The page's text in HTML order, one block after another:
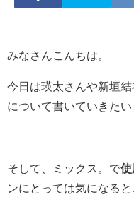
みなさんこんちは。
今日は瑛太さんや新垣結
について書いていきたい
そして、ミックス。で使
ンにとっては気になる